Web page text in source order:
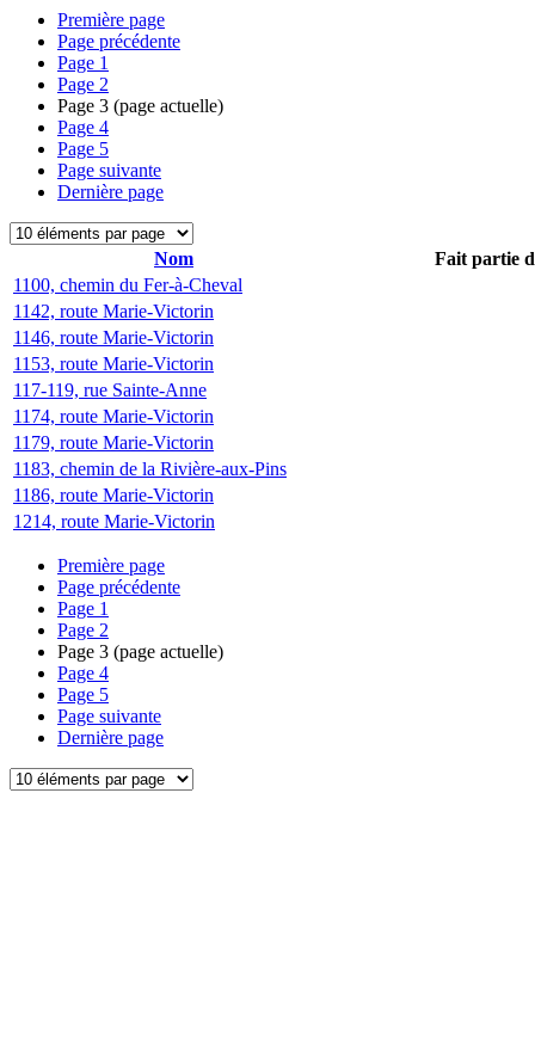
Première page
Page précédente
Page 1
Page 2
Page 3 (page actuelle)
Page 4
Page 5
Page suivante
Dernière page
Nom
Fait partie
1100, chemin du Fer-à-Cheval
1142, route Marie-Victorin
1146, route Marie-Victorin
1153, route Marie-Victorin
117-119, rue Sainte-Anne
1174, route Marie-Victorin
1179, route Marie-Victorin
1183, chemin de la Rivière-aux-Pins
1186, route Marie-Victorin
1214, route Marie-Victorin
Première page
Page précédente
Page 1
Page 2
Page 3 (page actuelle)
Page 4
Page 5
Page suivante
Dernière page